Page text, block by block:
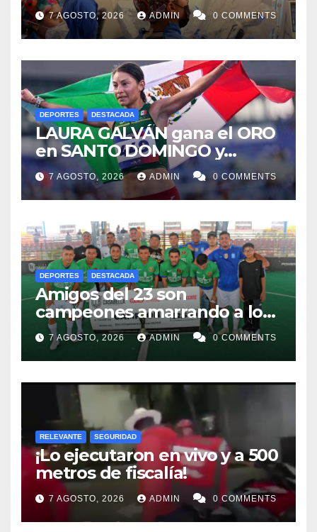
ISSSTE retiran tumor renal a
paciente de 72 años
7 AGOSTO, 2026 ADMIN 0 COMMENTS
DEPORTES DESTACADA
LAURA GALVÁN gana el ORO
en SANTO DOMINGO y
dedica Medalla a sus padres
fallecidos
7 AGOSTO, 2026 ADMIN 0 COMMENTS
DEPORTES DESTACADA
Amigos del 23 son
campeones amarrando a los
“Perros Bravos”
7 AGOSTO, 2026 ADMIN 0 COMMENTS
RELEVANTE SEGURIDAD
¡Lo ejecutaron en vivo y a 500
metros de fiscalía!
7 AGOSTO, 2026 ADMIN 0 COMMENTS